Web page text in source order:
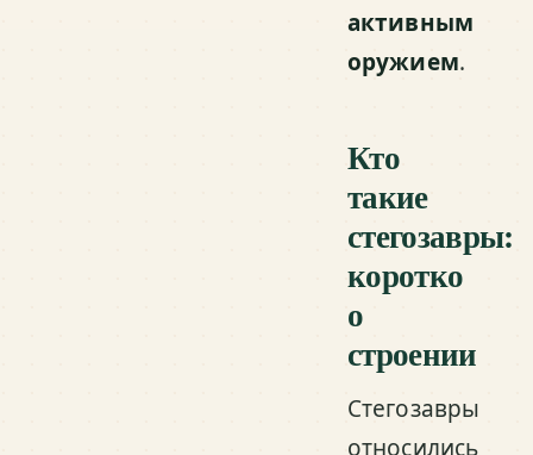
активным
оружием.
Кто
такие
стегозавры:
коротко
о
строении
Стегозавры
относились